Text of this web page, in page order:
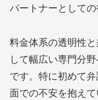
パートナーとしての
料金体系の透明性
して幅広い専門分
です。特に初めて
面での不安を抱え